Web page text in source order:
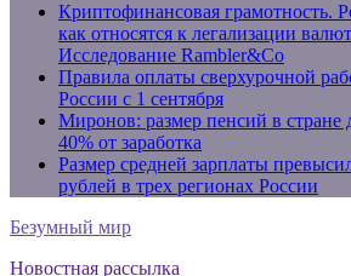
Криптофинансовая грамотность.
как относятся к легализации
Исследование Rambler&Co
Правила оплаты сверхурочной
России с 1 сентября
Миронов: размер пенсий в
40% от заработка
Размер средней зарплаты
рублей в трех регионах России
Безумный мир
Новостная рассылка